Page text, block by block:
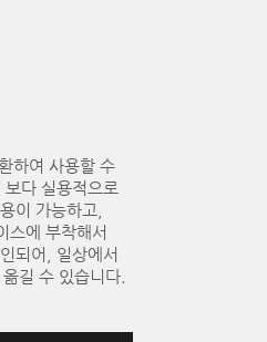
하여 사용할 수
다 실용적으로
이 가능하고,
스에 부착해서
되어, 일상에서
길 수 있습니다.